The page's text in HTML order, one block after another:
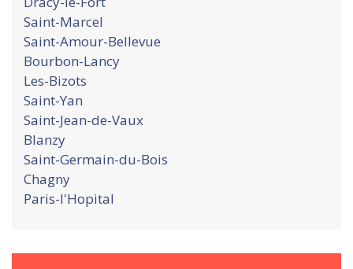
Saint-Marcel
Saint-Amour-Bellevue
Bourbon-Lancy
Les-Bizots
Saint-Yan
Saint-Jean-de-Vaux
Blanzy
Saint-Germain-du-Bois
Chagny
Paris-l'Hopital